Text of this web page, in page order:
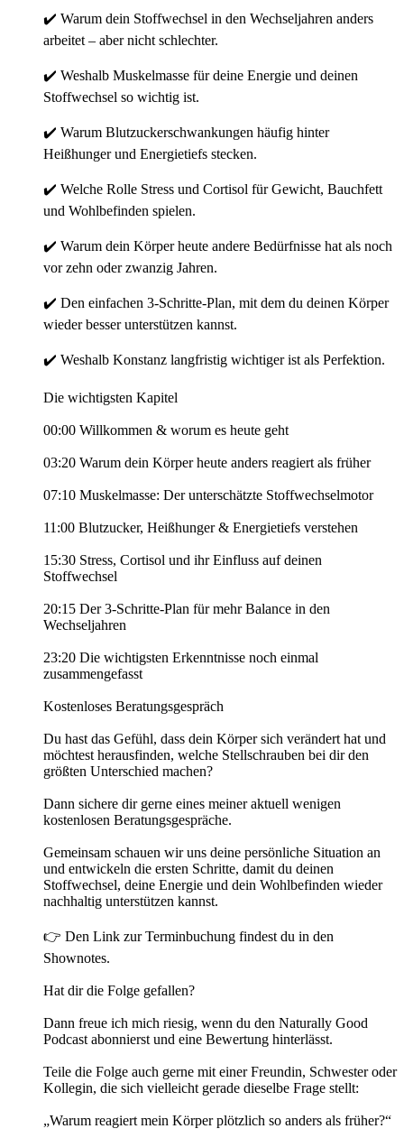
✔️ Warum dein Stoffwechsel in den Wechseljahren anders
arbeitet – aber nicht schlechter.
✔️ Weshalb Muskelmasse für deine Energie und deinen
Stoffwechsel so wichtig ist.
✔️ Warum Blutzuckerschwankungen häufig hinter
Heißhunger und Energietiefs stecken.
✔️ Welche Rolle Stress und Cortisol für Gewicht, Bauchfett
und Wohlbefinden spielen.
✔️ Warum dein Körper heute andere Bedürfnisse hat als noch
vor zehn oder zwanzig Jahren.
✔️ Den einfachen 3-Schritte-Plan, mit dem du deinen Körper
wieder besser unterstützen kannst.
✔️ Weshalb Konstanz langfristig wichtiger ist als Perfektion.
Die wichtigsten Kapitel
00:00 Willkommen & worum es heute geht
03:20 Warum dein Körper heute anders reagiert als früher
07:10 Muskelmasse: Der unterschätzte Stoffwechselmotor
11:00 Blutzucker, Heißhunger & Energietiefs verstehen
15:30 Stress, Cortisol und ihr Einfluss auf deinen
Stoffwechsel
20:15 Der 3-Schritte-Plan für mehr Balance in den
Wechseljahren
23:20 Die wichtigsten Erkenntnisse noch einmal
zusammengefasst
Kostenloses Beratungsgespräch
Du hast das Gefühl, dass dein Körper sich verändert hat und
möchtest herausfinden, welche Stellschrauben bei dir den
größten Unterschied machen?
Dann sichere dir gerne eines meiner aktuell wenigen
kostenlosen Beratungsgespräche.
Gemeinsam schauen wir uns deine persönliche Situation an
und entwickeln die ersten Schritte, damit du deinen
Stoffwechsel, deine Energie und dein Wohlbefinden wieder
nachhaltig unterstützen kannst.
👉 Den Link zur Terminbuchung findest du in den
Shownotes.
Hat dir die Folge gefallen?
Dann freue ich mich riesig, wenn du den Naturally Good
Podcast abonnierst und eine Bewertung hinterlässt.
Teile die Folge auch gerne mit einer Freundin, Schwester oder
Kollegin, die sich vielleicht gerade dieselbe Frage stellt:
„Warum reagiert mein Körper plötzlich so anders als früher?“